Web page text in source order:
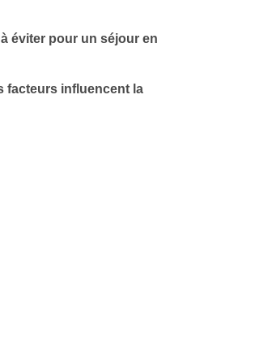
éviter pour un séjour en
facteurs influencent la